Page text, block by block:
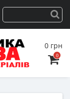
0 грн
0